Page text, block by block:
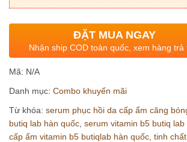
ĐẶT MUA NGAY
Nhận ship COD toàn quốc, xem hàng trả
Mã: N/A
Danh mục: Combo khuyến mãi
Từ khóa: serum phục hồi da cấp ẩm căng
butiq lab hàn quốc serum vitamin b5 butiq lab
cấp ẩm vitamin b5 butiqlab hàn quốc tinh